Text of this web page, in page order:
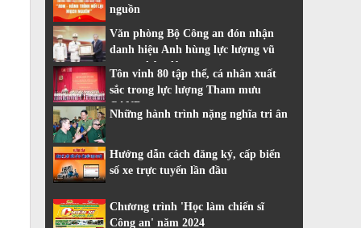
nguồn
Văn phòng Bộ Công an đón nhận
danh hiệu Anh hùng lực lượng vũ
trang nhân dân
Tôn vinh 80 tập thể, cá nhân xuất
sắc trong lực lượng Tham mưu
CAND
Những hành trình nặng nghĩa tri ân
Hướng dẫn cách đăng ký, cấp biển
số xe trực tuyến lần đầu
Chương trình 'Học làm chiến sĩ
Công an' năm 2024